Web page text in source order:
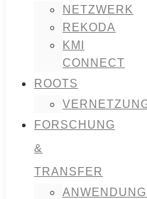
NETZWERK
REKODA
KMI
CONNECT
ROOTS
FORSCHUNG
&
TRANSFER